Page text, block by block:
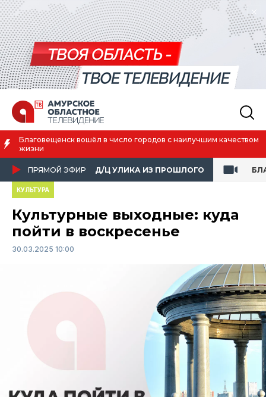
Благовещенск вошёл в число городов с наилучшим качеством
жизни
ПРЯМОЙ ЭФИР Д/Ц УЛИКА ИЗ ПРОШЛОГО
КУЛЬТУРА
Культурные выходные: куда
пойти в воскресенье
30.03.2025 10:00